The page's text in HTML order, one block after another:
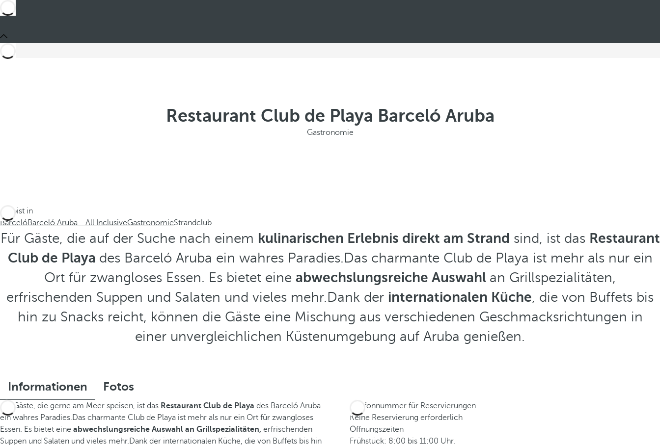
Restaurant Club de Playa Barceló Aruba
Gastronomie
Du bist in
BarcelóBarceló Aruba - All InclusiveGastronomieStrandclub
Für Gäste, die auf der Suche nach einem kulinarischen Erlebnis direkt am Strand sind, ist das Restaurant
Club de Playa des Barceló Aruba ein wahres Paradies.Das charmante Club de Playa ist mehr als nur ein
Ort für zwangloses Essen. Es bietet eine abwechslungsreiche Auswahl an Grillspezialitäten,
erfrischenden Suppen und Salaten und vieles mehr.Dank der internationalen Küche, die von Buffets bis
hin zu Snacks reicht, können die Gäste eine Mischung aus verschiedenen Geschmacksrichtungen in
einer unvergleichlichen Küstenumgebung auf Aruba genießen.
Informationen Fotos
Für Gäste, die gerne am Meer speisen, ist das Restaurant Club de Playa des Barceló Aruba
ein wahres Paradies.Das charmante Club de Playa ist mehr als nur ein Ort für zwangloses
Essen. Es bietet eine abwechslungsreiche Auswahl an Grillspezialitäten, erfrischenden
Suppen und Salaten und vieles mehr.Dank der internationalen Küche, die von Buffets bis hin
Telefonnummer für Reservierungen
Keine Reservierung erforderlich
Öffnungszeiten
Frühstück: 8:00 bis 11:00 Uhr.